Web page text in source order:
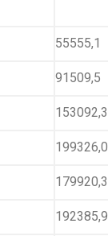
55555,1
91509,5
153092,3
199326,0
179920,3
192385,9